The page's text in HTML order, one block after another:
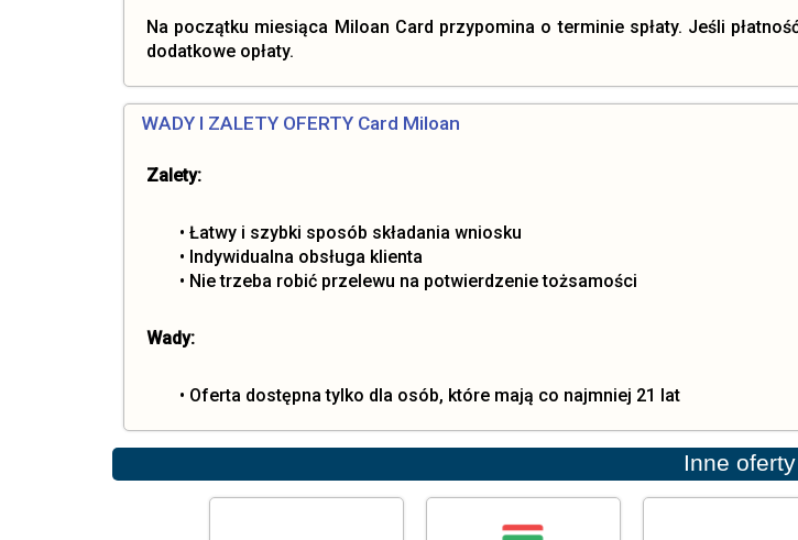
Na początku miesiąca Miloan Card przypomina o terminie spłaty. Jeśli
dodatkowe opłaty.
WADY I ZALETY OFERTY Card Miloan
Zalety:
• Łatwy i szybki sposób składania wniosku
• Indywidualna obsługa klienta
• Nie trzeba robić przelewu na potwierdzenie tożsamości
Wady:
• Oferta dostępna tylko dla osób, które mają co najmniej 21 lat
Inne oferty